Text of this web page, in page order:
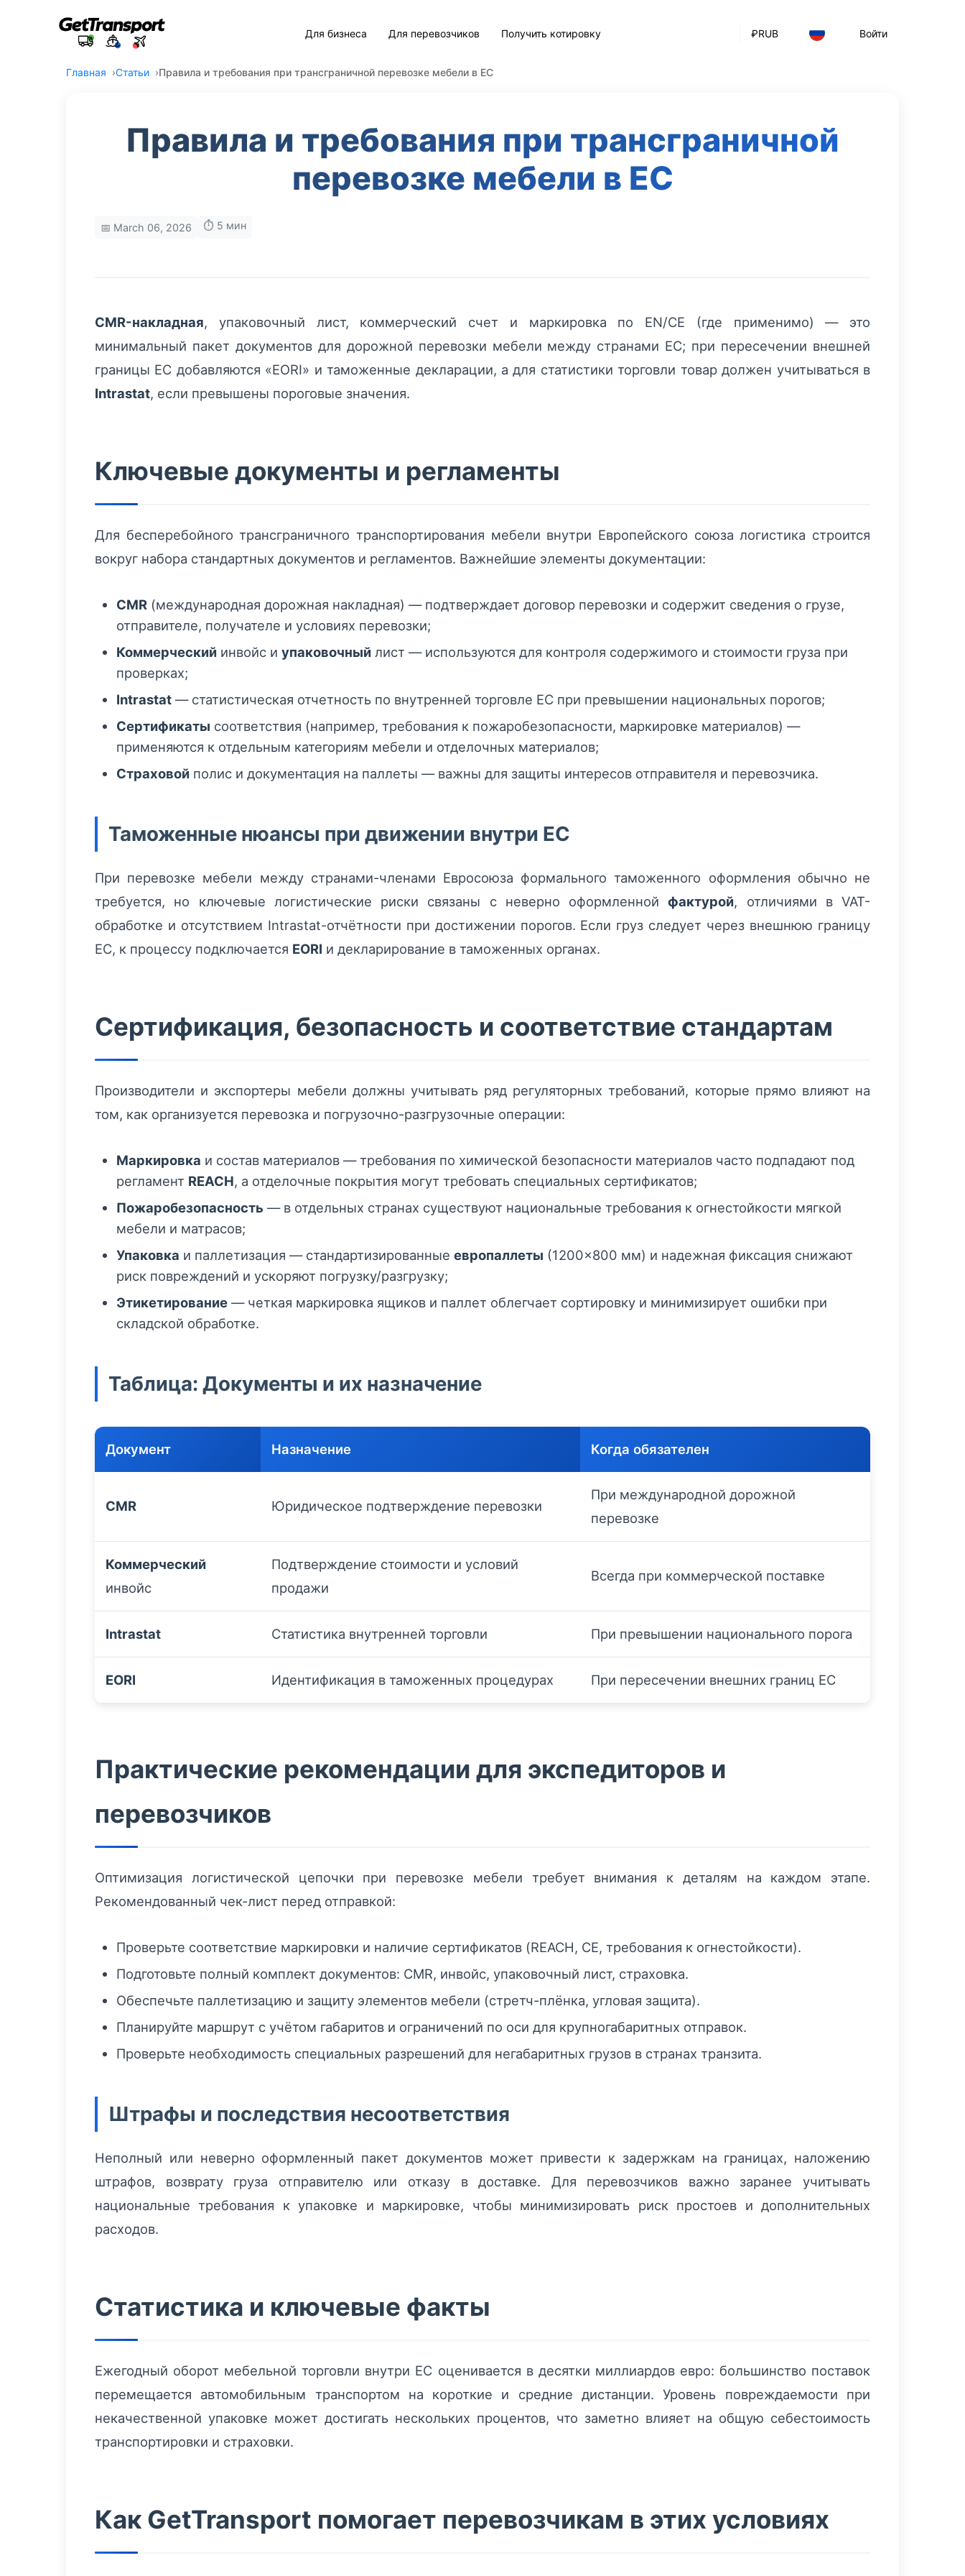
₽RUB Войти
Для бизнеса Для перевозчиков Получить котировку
Главная Статьи Правила и требования при трансграничной перевозке мебели в ЕС
Правила и требования при трансграничной
перевозке мебели в ЕС
📅 March 06, 2026 ⏱️ 5 мин
CMR-накладная, упаковочный лист, коммерческий счет и маркировка по EN/CE (где применимо) — это
минимальный пакет документов для дорожной перевозки мебели между странами ЕС; при пересечении внешней
границы ЕС добавляются «EORI» и таможенные декларации, а для статистики торговли товар должен учитываться в
Intrastat, если превышены пороговые значения.
Ключевые документы и регламенты
Для бесперебойного трансграничного транспортирования мебели внутри Европейского союза логистика строится
вокруг набора стандартных документов и регламентов. Важнейшие элементы документации:
CMR (международная дорожная накладная) — подтверждает договор перевозки и содержит сведения о грузе,
отправителе, получателе и условиях перевозки;
Коммерческий инвойс и упаковочный лист — используются для контроля содержимого и стоимости груза при
проверках;
Intrastat — статистическая отчетность по внутренней торговле ЕС при превышении национальных порогов;
Сертификаты соответствия (например, требования к пожаробезопасности, маркировке материалов) —
применяются к отдельным категориям мебели и отделочных материалов;
Страховой полис и документация на паллеты — важны для защиты интересов отправителя и перевозчика.
Таможенные нюансы при движении внутри ЕС
При перевозке мебели между странами-членами Евросоюза формального таможенного оформления обычно не
требуется, но ключевые логистические риски связаны с неверно оформленнойфактурой, отличиями в VAT-
обработке и отсутствием Intrastat-отчётности при достижении порогов. Если груз следует через внешнюю границу
ЕС, к процессу подключается EORI и декларирование в таможенных органах.
Сертификация, безопасность и соответствие стандартам
Производители и экспортеры мебели должны учитывать ряд регуляторных требований, которые прямо влияют на
том, как организуется перевозка и погрузочно-разгрузочные операции:
Маркировка и состав материалов — требования по химической безопасности материалов часто подпадают под
регламент REACH, а отделочные покрытия могут требовать специальных сертификатов;
Пожаробезопасность — в отдельных странах существуют национальные требования к огнестойкости мягкой
мебели и матрасов;
Упаковка и паллетизация — стандартизированные европаллеты (1200×800 мм) и надежная фиксация снижают
риск повреждений и ускоряют погрузку/разгрузку;
Этикетирование — четкая маркировка ящиков и паллет облегчает сортировку и минимизирует ошибки при
складской обработке.
Таблица: Документы и их назначение
Документ Назначение Когда обязателен
CMR Юридическое подтверждение перевозки
При международной дорожной
перевозке
Коммерческий
инвойс
Подтверждение стоимости и условий
продажи
Всегда при коммерческой поставке
Intrastat Статистика внутренней торговли При превышении национального порога
EORI Идентификация в таможенных процедурах При пересечении внешних границ ЕС
Практические рекомендации для экспедиторов и
перевозчиков
Оптимизация логистической цепочки при перевозке мебели требует внимания к деталям на каждом этапе.
Рекомендованный чек-лист перед отправкой:
Проверьте соответствие маркировки и наличие сертификатов (REACH, CE, требования к огнестойкости).
Подготовьте полный комплект документов: CMR, инвойс, упаковочный лист, страховка.
Обеспечьте паллетизацию и защиту элементов мебели (стретч-плёнка, угловая защита).
Планируйте маршрут с учётом габаритов и ограничений по оси для крупногабаритных отправок.
Проверьте необходимость специальных разрешений для негабаритных грузов в странах транзита.
Штрафы и последствия несоответствия
Неполный или неверно оформленный пакет документов может привести к задержкам на границах, наложению
штрафов, возврату груза отправителю или отказу в доставке. Для перевозчиков важно заранее учитывать
национальные требования к упаковке и маркировке, чтобы минимизировать риск простоев и дополнительных
расходов.
Статистика и ключевые факты
Ежегодный оборот мебельной торговли внутри ЕС оценивается в десятки миллиардов евро: большинство поставок
перемещается автомобильным транспортом на короткие и средние дистанции. Уровень повреждаемости при
некачественной упаковке может достигать нескольких процентов, что заметно влияет на общую себестоимость
транспортировки и страховки.
Как GetTransport помогает перевозчикам в этих условиях